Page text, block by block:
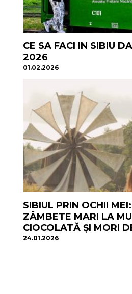
CE SA FACI IN SIBIU
2026
01.02.2026
SIBIUL PRIN OCHII
ZÂMBETE MARI LA
CIOCOLATĂ ȘI MORI
24.01.2026